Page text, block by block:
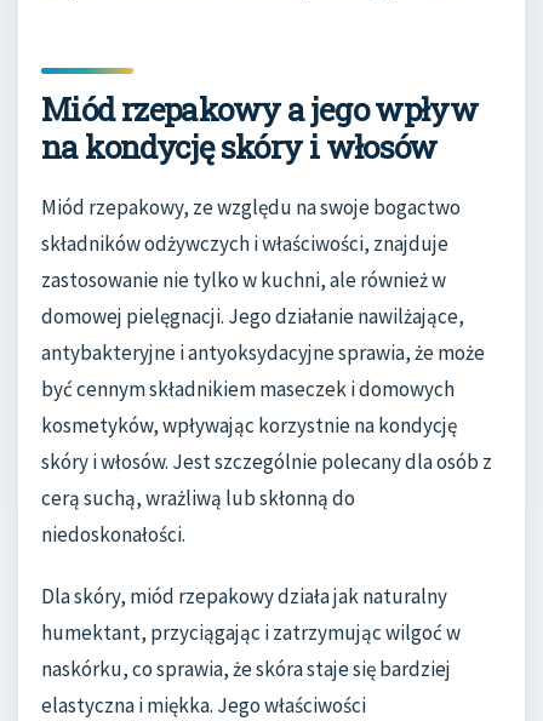
Miód rzepakowy a jego wpływ
na kondycję skóry i włosów
Miód rzepakowy, ze względu na swoje bogactwo
składników odżywczych i właściwości, znajduje
zastosowanie nie tylko w kuchni, ale również w
domowej pielęgnacji. Jego działanie nawilżające,
antybakteryjne i antyoksydacyjne sprawia, że może
być cennym składnikiem maseczek i domowych
kosmetyków, wpływając korzystnie na kondycję
skóry i włosów. Jest szczególnie polecany dla osób z
cerą suchą, wrażliwą lub skłonną do
niedoskonałości.
Dla skóry, miód rzepakowy działa jak naturalny
humektant, przyciągając i zatrzymując wilgoć w
naskórku, co sprawia, że skóra staje się bardziej
elastyczna i miękka. Jego właściwości